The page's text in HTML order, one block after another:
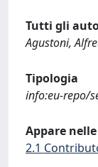
Tutti gli
Agustoni,
Tipologia
info:eu-repo/
Appare
2.1